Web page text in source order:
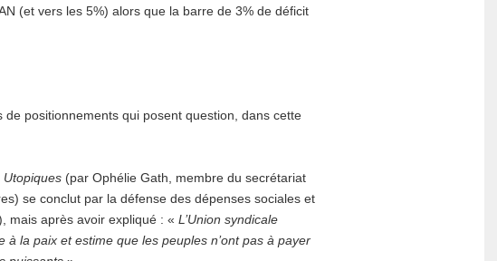
(et vers les 5%) alors que la barre de 3% de déficit
positionnements qui posent question, dans cette
Utopiques (par Ophélie Gath, membre du secrétariat
se conclut par la défense des dépenses sociales et
mais après avoir expliqué : « L’Union syndicale
à la paix et estime que les peuples n’ont pas à payer